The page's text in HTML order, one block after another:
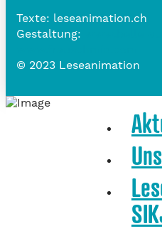
Texte: leseanimation.ch
Gestaltung:
© 2023 Leseanimation